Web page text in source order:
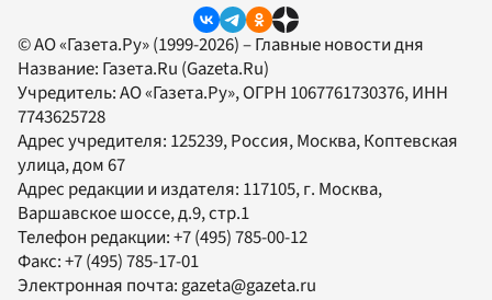
© АО «Газета.Ру» (1999-2026) – Главные новости дня
Название: Газета.Ru (Gazeta.Ru)
Учредитель:АО «Газета.Ру», ОГРН 1067761730376, ИНН
7743625728
Адрес учредителя: 125239, Россия, Москва, Коптевская
улица, дом 67
Адрес редакции и издателя: 117105, г. Москва,
Варшавское шоссе, д.9, стр.1
Телефон редакции:+7 (495) 785-00-12
Факс:+7 (495) 785-17-01
Электронная почта: gazeta@gazeta.ru